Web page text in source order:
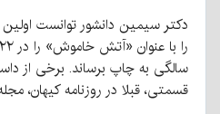
دکتر سیمین دانشور توانست
قسمتی، قبلا در روزنامه کیهان،